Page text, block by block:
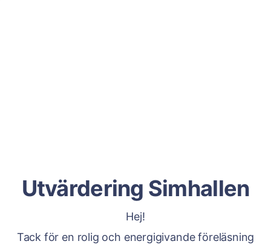
Utvärdering Simhallen
Hej!
Tack för en rolig och energigivande föreläsning